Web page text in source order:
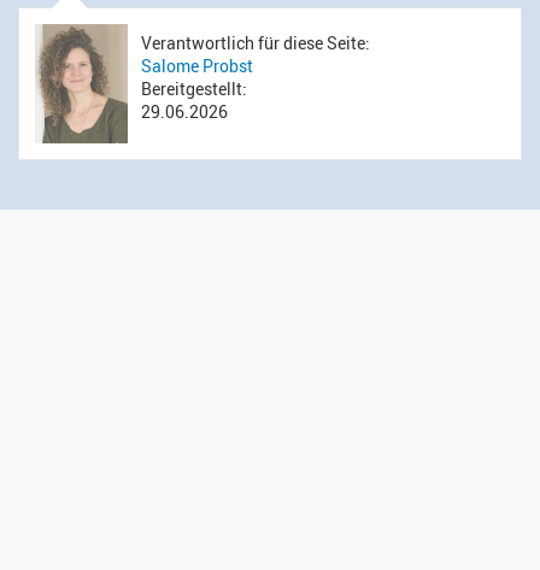
Verantwortlich für diese Seite:
Salome Probst
Bereitgestellt:
29.06.2026